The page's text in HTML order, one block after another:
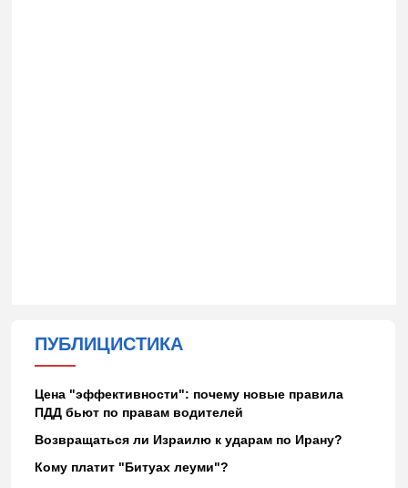
ПУБЛИЦИСТИКА
Цена "эффективности": почему новые правила
ПДД бьют по правам водителей
Возвращаться ли Израилю к ударам по Ирану?
Кому платит "Битуах леуми"?